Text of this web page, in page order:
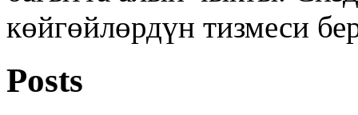
көйгөйлөрдүн тизмеси
Posts